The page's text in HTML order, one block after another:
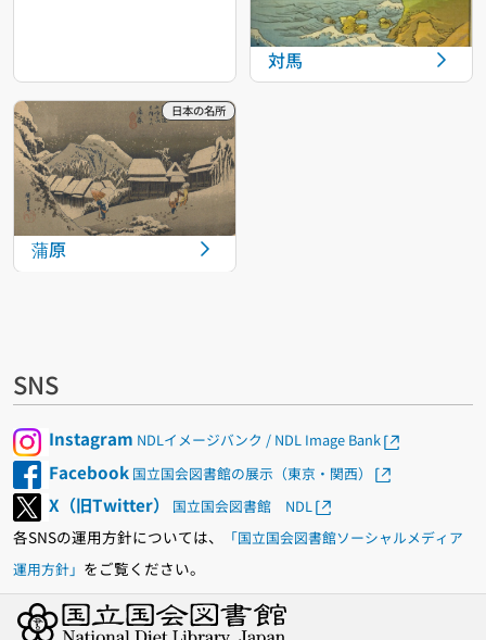
対馬
蒲原
SNS
Instagram NDLイメージバンク / NDL Image Bank
Facebook 国立国会図書館の展示（東京・関西）
X（旧Twitter） 国立国会図書館 NDL
各SNSの運用方針については、
「国立国会図書館ソーシャルメディア
運用方針」 をご覧ください。